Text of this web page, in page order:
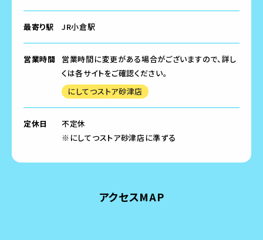
最寄り駅 JR小倉駅
営業時間
営業時間に変更がある場合がございますので、詳し
くは各サイトをご確認ください。
にしてつストア砂津店
定休日
不定休
※にしてつストア砂津店に準ずる
アクセスMAP